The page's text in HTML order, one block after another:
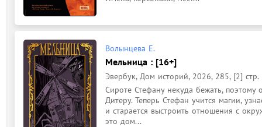
Волынцева Е.
Мельница : [16+]
Эвербук, Дом историй, 2026, 285, [2] стр.
Сироте Стефану некуда бежать,
Дитеру. Теперь Стефан учится магии,
и старается выстроить отношения с
это дом...